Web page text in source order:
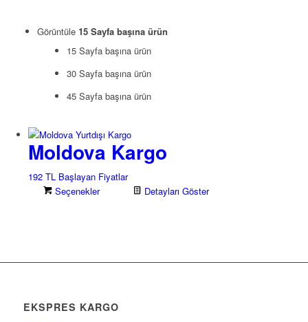
Görüntüle 15 Sayfa başına ürün
15 Sayfa başına ürün
30 Sayfa başına ürün
45 Sayfa başına ürün
Moldova Kargo
192 TL Başlayan Fiyatlar
Seçenekler
Detayları Göster
EKSPRES KARGO